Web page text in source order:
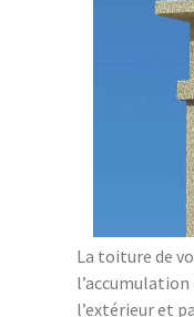
La toiture de
l’extérieur et